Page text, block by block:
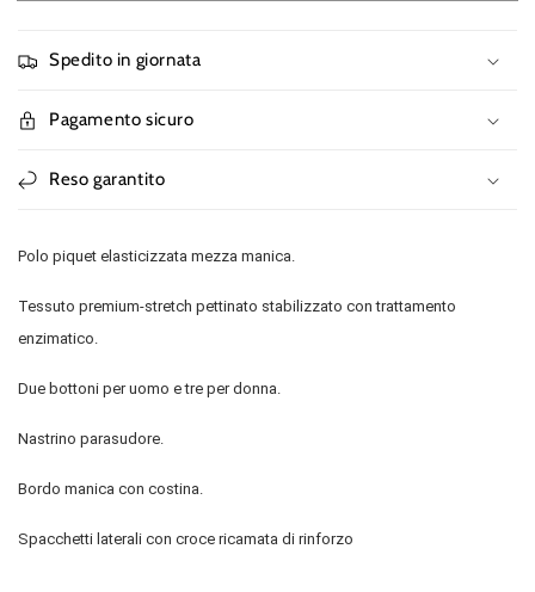
Royal
Elasticizzata
Grammi
Royal
Grammi
Spedito in giornata
Pagamento sicuro
Reso garantito
Polo piquet elasticizzata mezza manica.
Tessuto premium-stretch pettinato stabilizzato con trattamento
enzimatico.
Due bottoni per uomo e tre per donna.
Nastrino parasudore.
Bordo manica con costina.
Spacchetti laterali con croce ricamata di rinforzo